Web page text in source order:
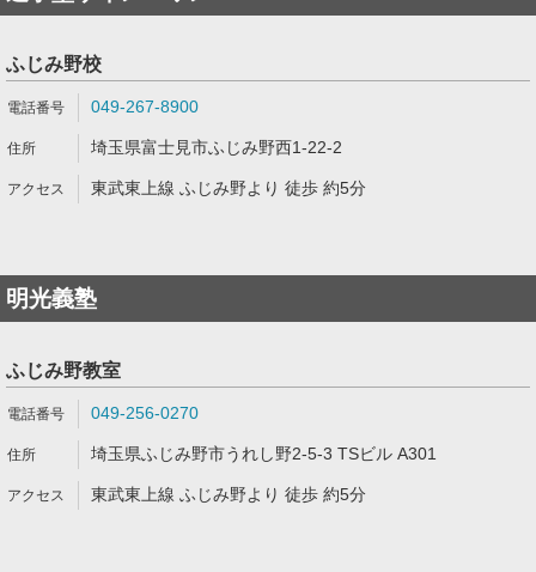
ふじみ野校
049-267-8900
埼玉県富士見市ふじみ野西1-22-2
東武東上線 ふじみ野より 徒歩 約5分
明光義塾
ふじみ野教室
049-256-0270
埼玉県ふじみ野市うれし野2-5-3 TSビル A301
東武東上線 ふじみ野より 徒歩 約5分